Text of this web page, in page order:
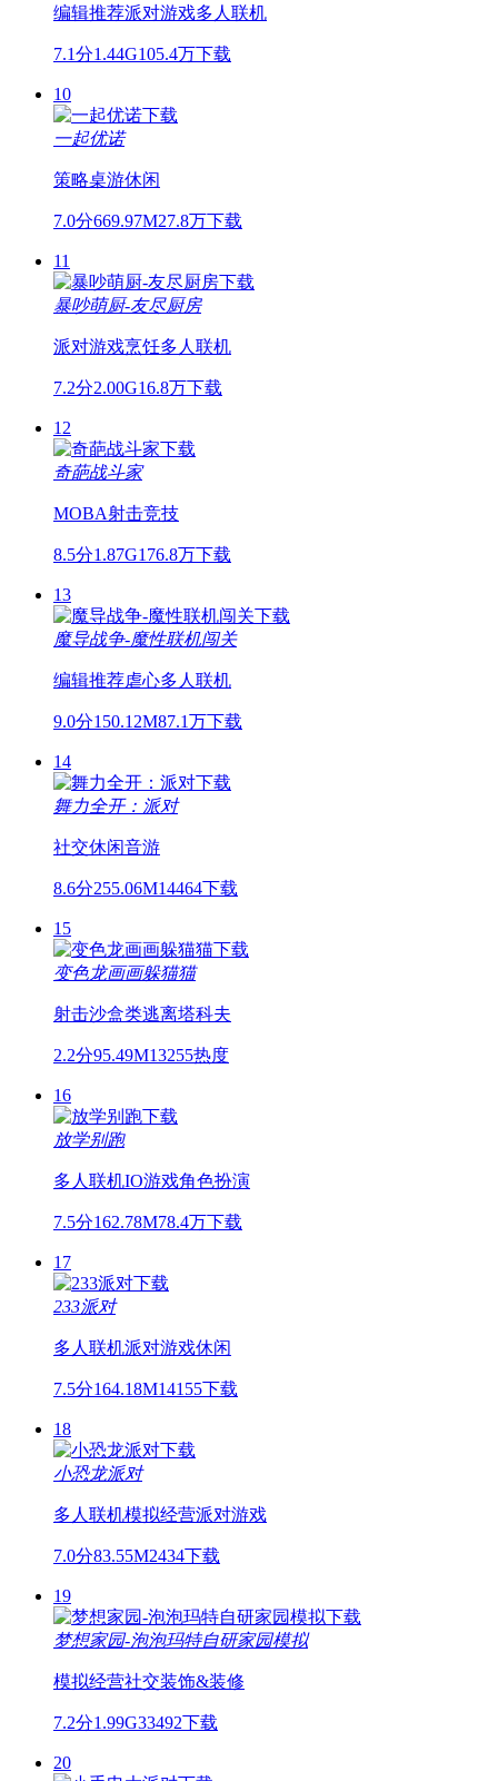
编辑推荐派对游戏多人联机
7.1分1.44G105.4万下载
10
一起优诺
策略桌游休闲
7.0分669.97M27.8万下载
11
暴吵萌厨-友尽厨房
派对游戏烹饪多人联机
7.2分2.00G16.8万下载
12
奇葩战斗家
MOBA射击竞技
8.5分1.87G176.8万下载
13
魔导战争-魔性联机闯关
编辑推荐虐心多人联机
9.0分150.12M87.1万下载
14
舞力全开：派对
社交休闲音游
8.6分255.06M14464下载
15
变色龙画画躲猫猫
射击沙盒类逃离塔科夫
2.2分95.49M13255热度
16
放学别跑
多人联机IO游戏角色扮演
7.5分162.78M78.4万下载
17
233派对
多人联机派对游戏休闲
7.5分164.18M14155下载
18
小恐龙派对
多人联机模拟经营派对游戏
7.0分83.55M2434下载
19
梦想家园-泡泡玛特自研家园模拟
模拟经营社交装饰&装修
7.2分1.99G33492下载
20